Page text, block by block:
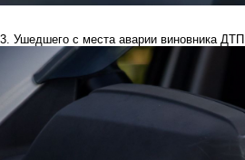
3. Ушедшего с места аварии виновника ДТП